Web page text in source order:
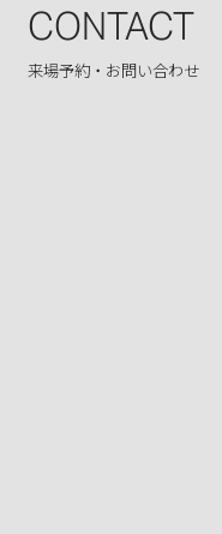
CONTACT
来場予約・お問い合わせ